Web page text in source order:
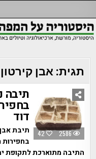
to
content
תגית:אבן קירטון
42 2586
תיבה
דוד
תיבת
התיבה מתוארכת לתקופת